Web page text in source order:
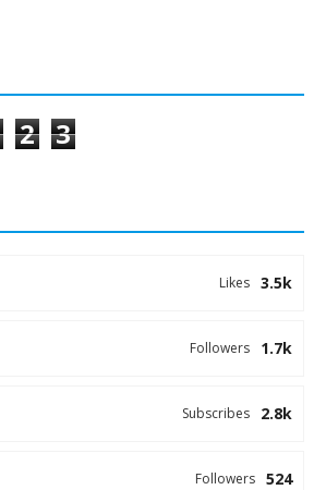
2 3
3.5k
Likes
1.7k
Followers
2.8k
Subscribes
524
Followers